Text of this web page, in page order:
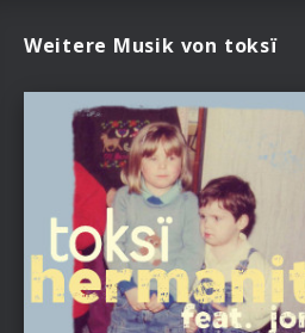
Weitere Musik von toksï